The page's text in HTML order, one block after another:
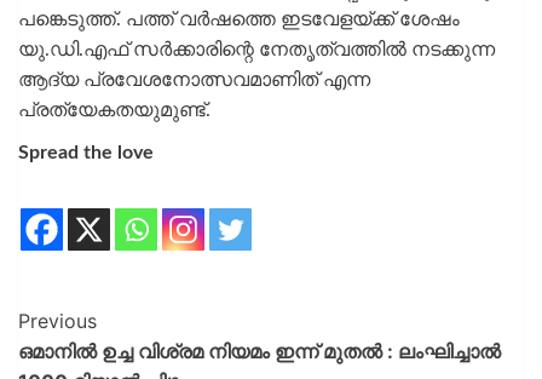
പങ്കെടുത്ത്. പത്ത് വർഷത്തെ ഇടവേളയ്ക്ക് ശേഷം
യു.ഡി.എഫ് സർക്കാരിന്റെ നേതൃത്വത്തിൽ നടക്കുന്ന
ആദ്യ പ്രവേശനോത്സവമാണിത് എന്ന
പ്രത്യേകതയുമുണ്ട്.
Spread the love
Previous
ഒമാനിൽ ഉച്ച വിശ്രമ നിയമം ഇന്ന് മുതൽ : ലംഘിച്ചാൽ